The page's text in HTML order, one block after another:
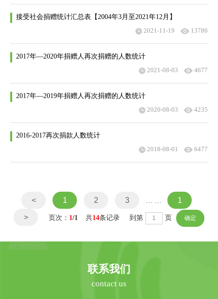
接受社会捐赠统计汇总表【2004年3月至2021年12月】
2021-11-19
13786
2017年—2020年捐赠人再次捐赠的人数统计
2021-08-03
4677
2017年—2019年捐赠人再次捐赠的人数统计
2020-08-03
4235
2016-2017再次捐款人数统计
2018-08-01
6477
< 1 2 3 … … 1
> 页次： 1/1 共14条记录 到第 页
联系我们
contact us